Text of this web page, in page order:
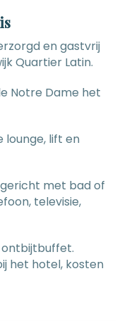
en gastvrij
Quartier Latin.
Notre Dame het
lounge, lift en
met bad of
televisie,
ontbijtbuffet.
het hotel, kosten